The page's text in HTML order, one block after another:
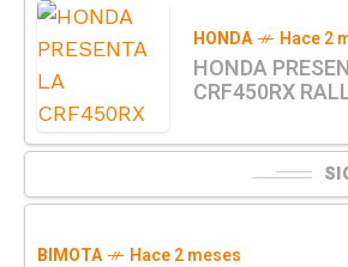
HONDA Hace 2
HONDA
CRF450RX
BIMOTA Hace 2 meses